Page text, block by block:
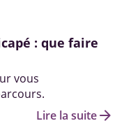
: que faire
vous
Lire la suitearrow_forward